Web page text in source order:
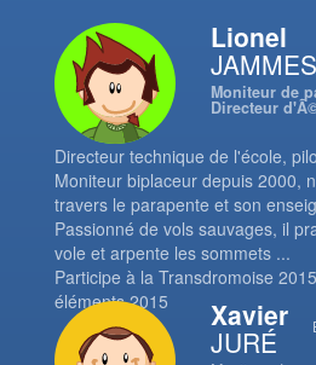
Lionel
JAMMES
Moniteur de
Directeur
Directeur technique de l'école,
Moniteur biplaceur depuis 2000,
travers le parapente et son
Passionné de vols sauvages, il
vole et arpente les sommets ...
Participe à la Transdromoise
éléments 2015
Xavier
JURÉ